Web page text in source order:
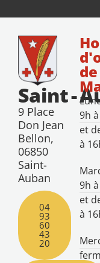
Saint-
9 Place
Don Jean
Bellon,
06850
Saint-
Auban
04
93
60
43
20
9h
et
à
9h
et
à